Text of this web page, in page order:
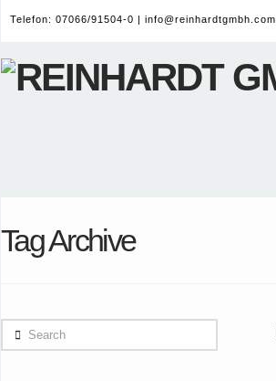
Telefon: 07066/91504-0 | info@reinhardtgmbh.com
Tag Archive
Search